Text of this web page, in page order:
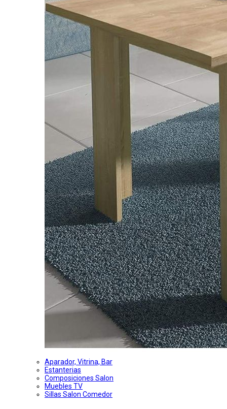
Aparador, Vitrina, Bar
Estanterias
Composiciones Salon
Muebles TV
Sillas Salon Comedor